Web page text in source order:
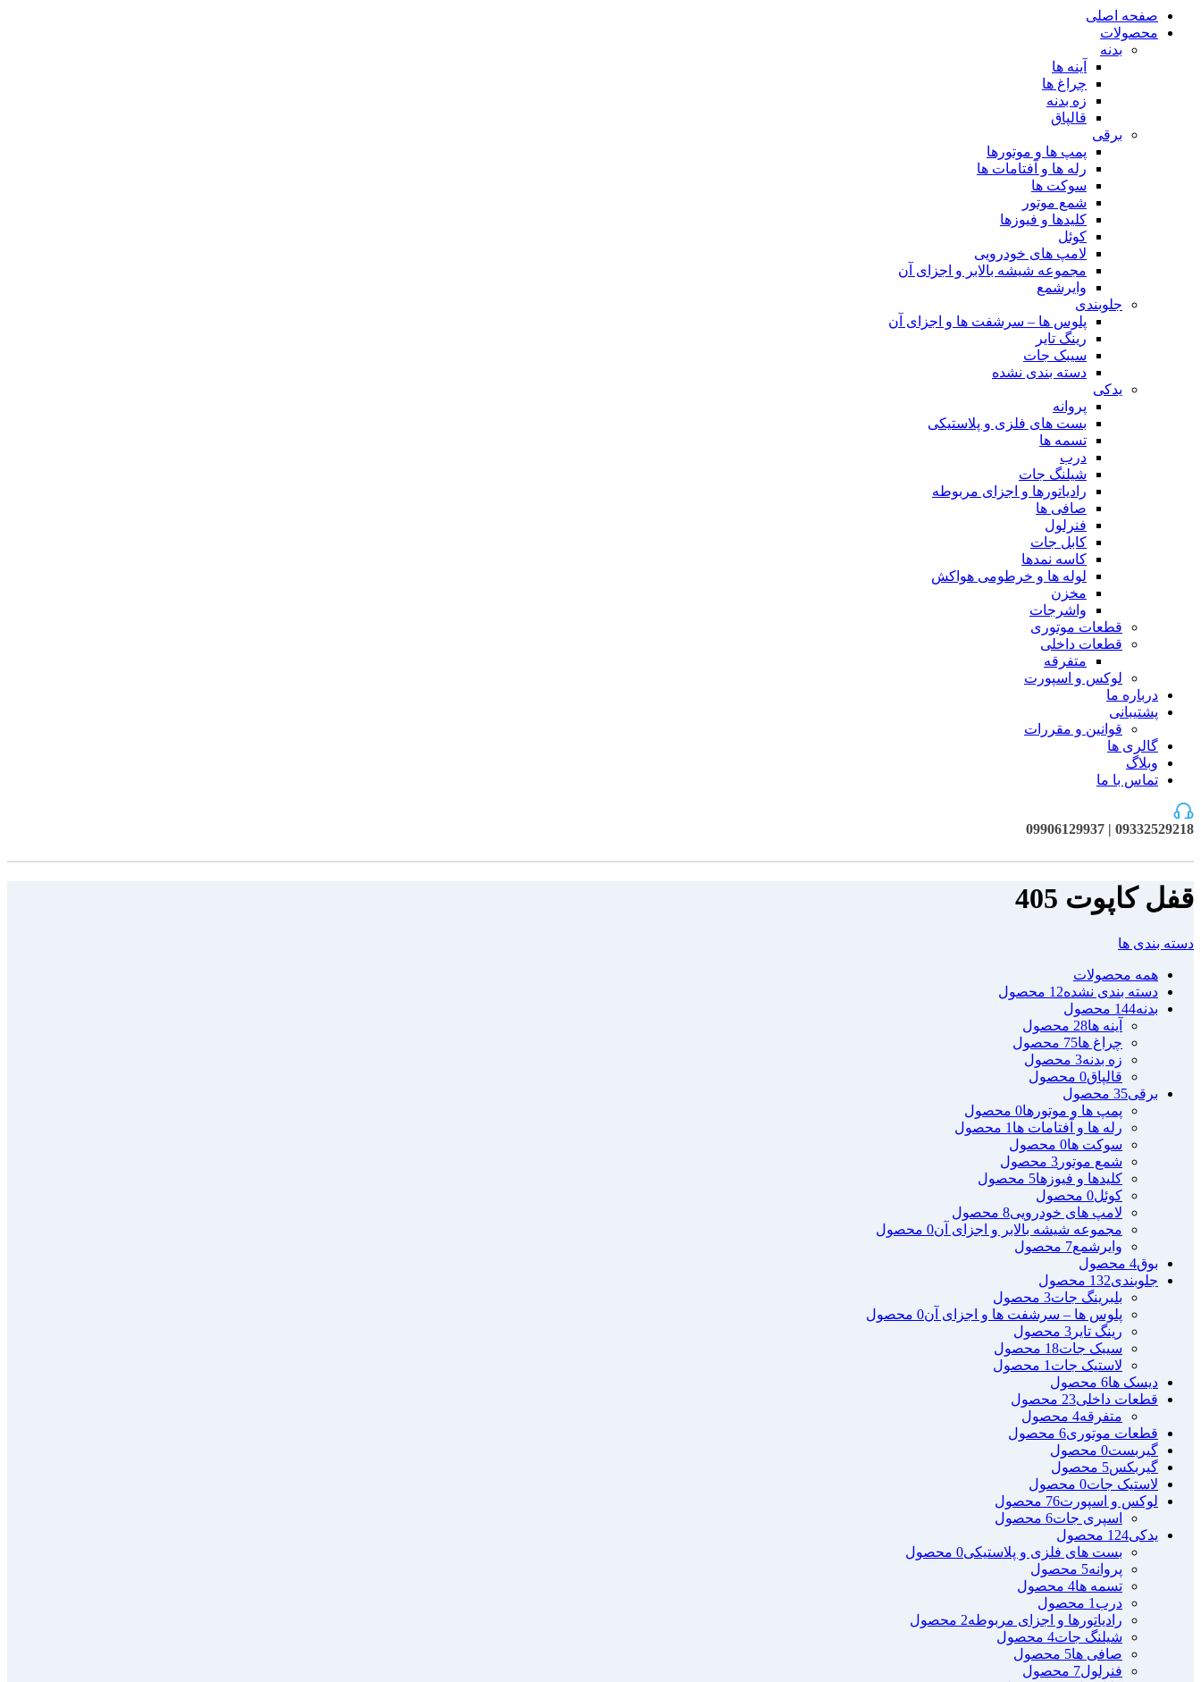
صفحه اصلی
محصولات
بدنه
آینه ها
چراغ ها
زه بدنه
قالپاق
برقی
پمپ ها و موتورها
رله ها و آفتامات ها
سوکت ها
شمع موتور
کلیدها و فیوزها
کوئل
لامپ های خودرویی
مجموعه شیشه بالابر و اجزای آن
وایرشمع
جلوبندی
پلوس ها – سرشفت ها و اجزای آن
رینگ تایر
سیبک جات
دسته بندی نشده
یدکی
پروانه
بست های فلزی و پلاستیکی
تسمه ها
درب
شیلنگ جات
رادیاتورها و اجزای مربوطه
صافی ها
فنرلول
کابل جات
کاسه نمدها
لوله ها و خرطومی هواکش
مخزن
واشرجات
قطعات موتوری
قطعات داخلی
متفرقه
لوکس و اسپورت
درباره ما
پشتیبانی
قوانین و مقررات
گالری ها
وبلاگ
تماس با ما
09332529218 | 09906129937
قفل کاپوت 405
دسته بندی ها
همه محصولات
دسته بندی نشده12 محصول
بدنه144 محصول
آینه ها28 محصول
چراغ ها75 محصول
زه بدنه3 محصول
قالپاق0 محصول
برقی35 محصول
پمپ ها و موتورها0 محصول
رله ها و آفتامات ها 1 محصول
سوکت ها0 محصول
شمع موتور 3 محصول
کلیدها و فیوزها5 محصول
کوئل0 محصول
لامپ های خودرویی8 محصول
مجموعه شیشه بالابر و اجزای آن0 محصول
وایرشمع7 محصول
بوق4 محصول
جلوبندی132 محصول
بلبرینگ جات3 محصول
پلوس ها – سرشفت ها و اجزای آن0 محصول
رینگ تایر 3 محصول
سیبک جات18 محصول
لاستیک جات 1 محصول
دیسک ها6 محصول
قطعات داخلی23 محصول
متفرقه4 محصول
قطعات موتوری6 محصول
گیربست0 محصول
گیربکس5 محصول
لاستیک جات0 محصول
لوکس و اسپورت76 محصول
اسپری جات6 محصول
یدکی124 محصول
بست های فلزی و پلاستیکی0 محصول
پروانه5 محصول
تسمه ها4 محصول
درب 1 محصول
رادیاتورها و اجزای مربوطه2 محصول
شیلنگ جات4 محصول
صافی ها5 محصول
فنرلول7 محصول